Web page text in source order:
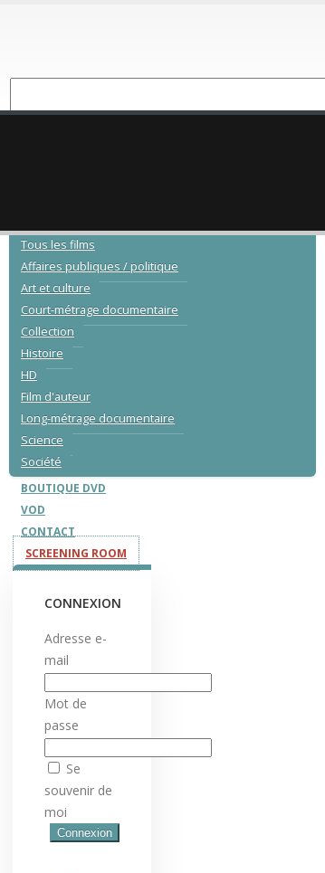
Tous les films
Affaires publiques / politique
Art et culture
Court-métrage documentaire
Collection
Histoire
HD
Film d'auteur
Long-métrage documentaire
Science
Société
BOUTIQUE DVD
VOD
CONTACT
SCREENING ROOM
CONNEXION
Adresse e-
mail
Mot de
passe
Se
souvenir de
moi